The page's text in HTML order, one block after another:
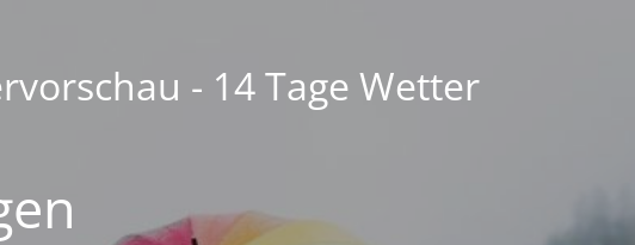
- 14 Tage Wetter